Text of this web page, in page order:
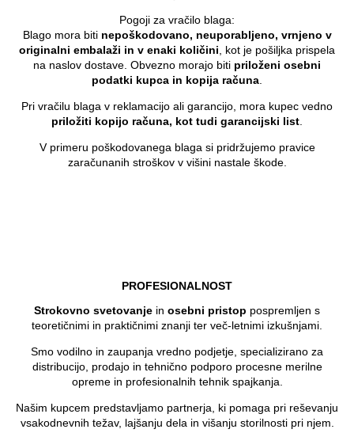
Pogoji za vračilo blaga:
Blago mora biti nepoškodovano, neuporabljeno, vrnjeno v
originalni embalaži in v enaki količini , kot je pošiljka prispela
na naslov dostave. Obvezno morajo biti priloženi osebni
podatki kupca in kopija računa
Pri vračilu blaga v reklamacijo ali garancijo, mora kupec vedno
priložiti kopijo računa, kot tudi garancijski list
V primeru poškodovanega blaga si pridržujemo pravice
zaračunanih stroškov v višini nastale škode.
PROFESIONALNOST
Strokovno svetovanje in osebni pristop pospremljen s
teoretičnimi in praktičnimi znanji ter več-letnimi izkušnjami.
Smo vodilno in zaupanja vredno podjetje, specializirano za
distribucijo, prodajo in tehnično podporo procesne merilne
opreme in profesionalnih tehnik spajkanja.
Našim kupcem predstavljamo partnerja, ki pomaga pri reševanju
vsakodnevnih težav, lajšanju dela in višanju storilnosti pri njem.